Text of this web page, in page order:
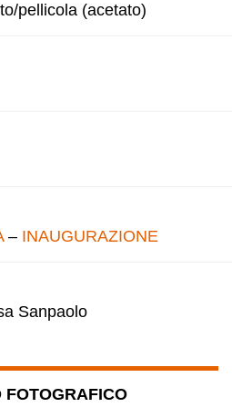
pellicola (acetato)
– INAUGURAZIONE
Sanpaolo
FOTOGRAFICO